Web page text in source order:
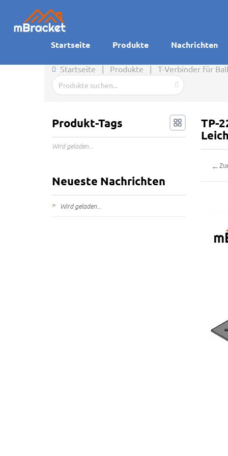
Startseite Produkte Nachrichten
Startseite | Produkte | T-Verbinder für
TP-
←
Produkt-Tags
Wird geladen...
Neueste Nachrichten
Wird geladen...